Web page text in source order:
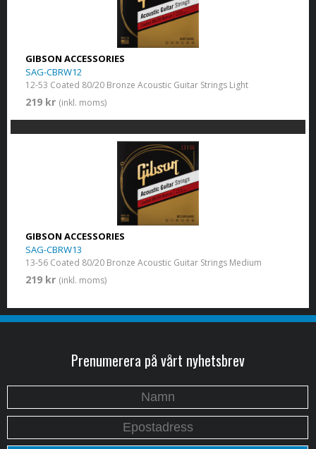
GIBSON ACCESSORIES
SAG-CBRW12
12-53 Coated 80/20 Bronze Acoustic Guitar Strings Light
219 kr (inkl. moms)
GIBSON ACCESSORIES
SAG-CBRW13
13-56 Coated 80/20 Bronze Acoustic Guitar Strings Medium
219 kr (inkl. moms)
Prenumerera på vårt nyhetsbrev